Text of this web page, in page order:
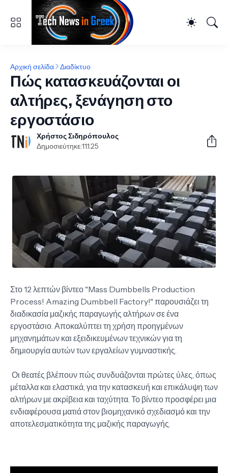
Αρχική σελίδα Διαδίκτυο
Πώς κατασκευάζονται οι
αλτήρες, ξενάγηση στο
εργοστάσιο
Χρήστος Σιδηρόπουλος
Δημοσιεύτηκε:11.1.25
Στο 12 λεπτών βίντεο "Mass Dumbbells Production
Process! Amazing Dumbbell Factory!" παρουσιάζει τη
διαδικασία μαζικής παραγωγής αλτήρων σε ένα
εργοστάσιο. Αποκαλύπτει τη χρήση προηγμένων
μηχανημάτων και εξειδικευμένων τεχνικών για τη
δημιουργία αυτών των εργαλείων γυμναστικής.
Οι θεατές βλέπουν πώς συνδυάζονται πρώτες ύλες, όπως
μέταλλα και ελαστικά, για την κατασκευή και επικάλυψη των
αλτήρων με ακρίβεια και ταχύτητα. Το βίντεο προσφέρει μια
ενδιαφέρουσα ματιά στον βιομηχανικό σχεδιασμό και την
αποτελεσματικότητα της μαζικής παραγωγής.